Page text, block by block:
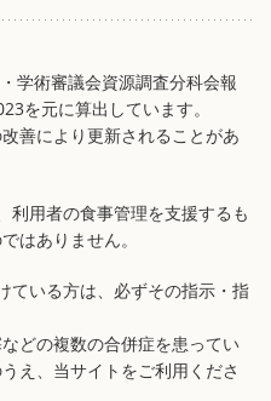
学術審議会資源調査分科会報
を元に算出しています。
善により更新されることがあ
利用者の食事管理を支援するも
はありません。
ている方は、必ずその指示・指
どの複数の合併症を患ってい
え、当サイトをご利用くださ